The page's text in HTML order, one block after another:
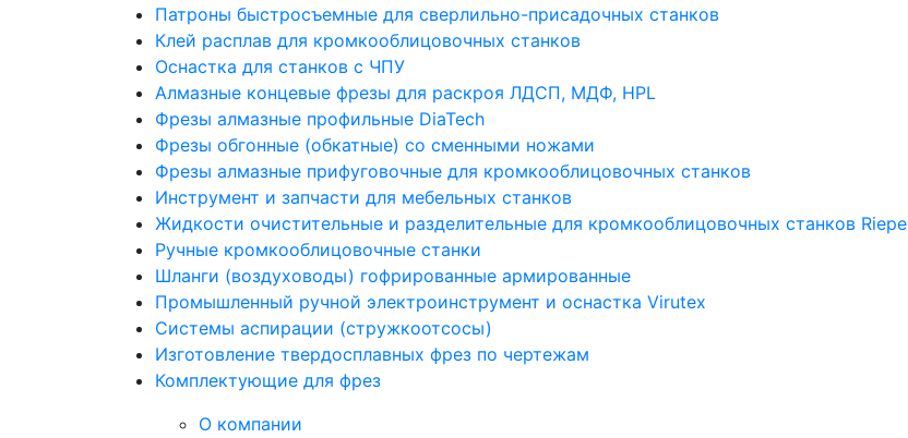
Патроны быстросъемные для сверлильно-присадочных станков
Клей расплав для кромкооблицовочных станков
Оснастка для станков с ЧПУ
Алмазные концевые фрезы для раскроя ЛДСП, МДФ, HPL
Фрезы алмазные профильные DiaTech
Фрезы обгонные (обкатные) со сменными ножами
Фрезы алмазные прифуговочные для кромкооблицовочных станков
Инструмент и запчасти для мебельных станков
Жидкости очистительные и разделительные для кромкооблицовочных станков Riepe
Ручные кромкооблицовочные станки
Шланги (воздуховоды) гофрированные армированные
Промышленный ручной электроинструмент и оснастка Virutex
Системы аспирации (стружкоотсосы)
Изготовление твердосплавных фрез по чертежам
Комплектующие для фрез
О компании